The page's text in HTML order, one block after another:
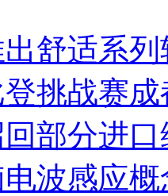
舒适系
挑战赛
部分进
波感应概